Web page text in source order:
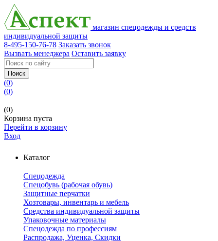
магазин спецодежды и средств
индивидуальной защиты
8-495-150-76-78 Заказать звонок
Вызвать менеджера Оставить заявку
Поиск
(0)
(0)
(0)
Корзина пуста
Перейти в корзину
Вход
Каталог
Спецодежда
Спецобувь (рабочая обувь)
Защитные перчатки
Хозтовары, инвентарь и мебель
Средства индивидуальной защиты
Упаковочные материалы
Спецодежда по профессиям
Распродажа, Уценка, Скидки